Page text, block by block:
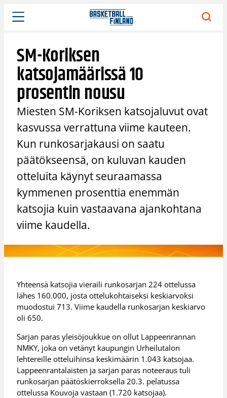
Siirry
sisältöön
SM-Koriksen
katsojamäärissä 10
prosentin nousu
Miesten SM-Koriksen katsojaluvut ovat
kasvussa verrattuna viime kauteen.
Kun runkosarjakausi on saatu
päätökseensä, on kuluvan kauden
otteluita käynyt seuraamassa
kymmenen prosenttia enemmän
katsojia kuin vastaavana ajankohtana
viime kaudella.
Yhteensä katsojia vieraili runkosarjan 224 ottelussa
lähes 160.000, josta ottelukohtaiseksi keskiarvoksi
muodostui 713. Viime kaudella runkosarjan keskiarvo
oli 650.
Sarjan paras yleisöjoukkue on ollut Lappeenrannan
NMKY, joka on vetänyt kaupungin Urheilutalon
lehtereille otteluihinsa keskimäärin 1.043 katsojaa.
Lappeenrantalaisten ja sarjan paras noteeraus tuli
runkosarjan päätöskierroksella 20.3. pelatussa
ottelussa Kouvoja vastaan (1.720 katsojaa).